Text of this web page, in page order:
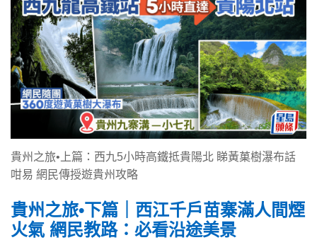
貴州之旅•上篇：西九5小時高鐵抵貴陽北 睇黃菓樹瀑布話
咁易 網民傳授遊貴州攻略
貴州之旅•下篇｜西江千戶苗寨滿人間煙
火氣 網民教路：必看沿途美景